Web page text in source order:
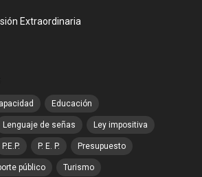
Extraordinaria
Educación
Lenguaje de señas Ley impositiva
P.E.P. P. E. P. Presupuesto
público Turismo